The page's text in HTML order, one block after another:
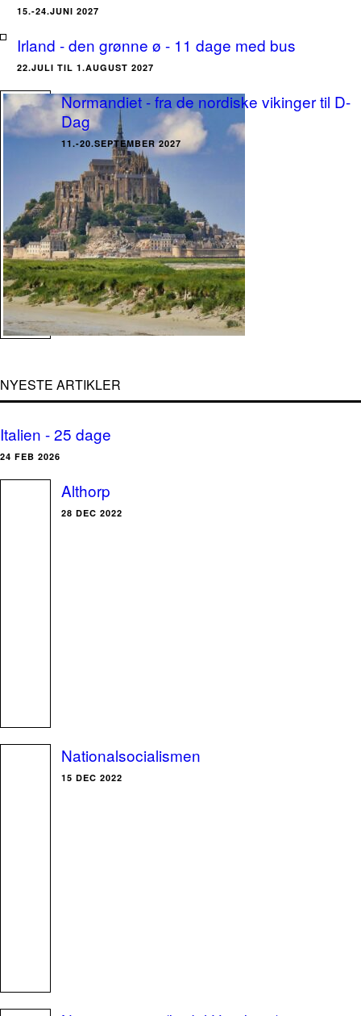
15.-24.JUNI 2027
Irland - den grønne ø - 11 dage med bus
22.JULI TIL 1.AUGUST 2027
Normandiet - fra de nordiske vikinger til D-
Dag
11.-20.SEPTEMBER 2027
NYESTE ARTIKLER
Italien - 25 dage
24 FEB 2026
Althorp
28 DEC 2022
Nationalsocialismen
15 DEC 2022